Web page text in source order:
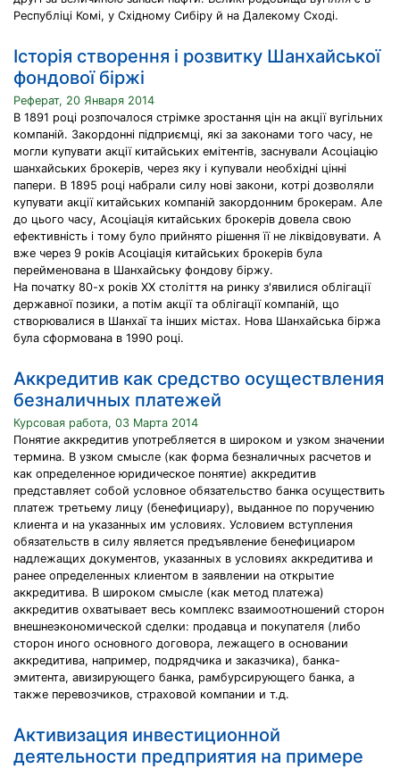
Республіці Комі, у Східному Сибіру й на Далекому Сході.
Історія створення і розвитку Шанхайської
фондової біржі
Реферат, 20 Января 2014
В 1891 році розпочалося стрімке зростання цін на акції вугільних
компаній. Закордонні підприємці, які за законами того часу, не
могли купувати акції китайських емітентів, заснували Асоціацію
шанхайських брокерів, через яку і купували необхідні цінні
папери. В 1895 році набрали силу нові закони, котрі дозволяли
купувати акції китайських компаній закордонним брокерам. Але
до цього часу, Асоціація китайських брокерів довела свою
ефективність і тому було прийнято рішення її не ліквідовувати. А
вже через 9 років Асоціація китайських брокерів була
перейменована в Шанхайську фондову біржу.
На початку 80-х років XX століття на ринку з'явилися облігації
державної позики, а потім акції та облігації компаній, що
створювалися в Шанхаї та інших містах. Нова Шанхайська біржа
була сформована в 1990 році.
Аккредитив как средство осуществления
безналичных платежей
Курсовая работа, 03 Марта 2014
Понятие аккредитив употребляется в широком и узком значении
термина. В узком смысле (как форма безналичных расчетов и
как определенное юридическое понятие) аккредитив
представляет собой условное обязательство банка осуществить
платеж третьему лицу (бенефициару), выданное по поручению
клиента и на указанных им условиях. Условием вступления
обязательств в силу является предъявление бенефициаром
надлежащих документов, указанных в условиях аккредитива и
ранее определенных клиентом в заявлении на открытие
аккредитива. В широком смысле (как метод платежа)
аккредитив охватывает весь комплекс взаимоотношений сторон
внешнеэкономической сделки: продавца и покупателя (либо
сторон иного основного договора, лежащего в основании
аккредитива, например, подрядчика и заказчика), банка-
эмитента, авизирующего банка, рамбурсирующего банка, а
также перевозчиков, страховой компании и т.д.
Активизация инвестиционной
деятельности предприятия на примере